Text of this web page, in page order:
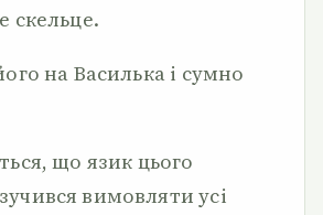
скельце.
на Василька і сумно
що язик цього
вимов­ляти усі